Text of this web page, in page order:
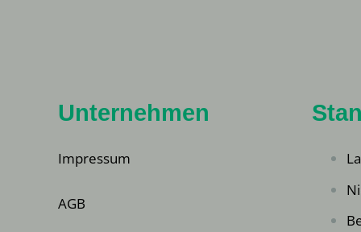
Unternehmen
Impressum
AGB